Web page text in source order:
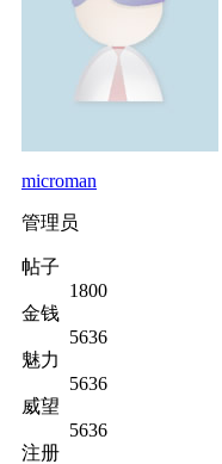
microman
管理员
帖子
1800
金钱
5636
魅力
5636
威望
5636
注册